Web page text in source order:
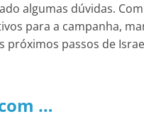
algumas dúvidas.
para a campanha,
passos de
…